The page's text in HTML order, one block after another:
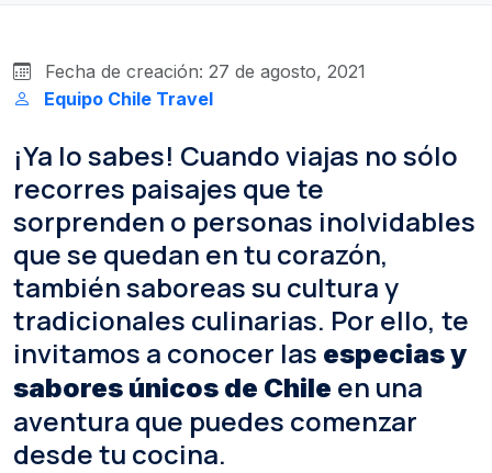
Fecha de creación: 27 de agosto, 2021
Equipo Chile Travel
¡Ya lo sabes! Cuando viajas no sólo
recorres paisajes que te
sorprenden o personas inolvidables
que se quedan en tu corazón,
también saboreas su cultura y
tradicionales culinarias. Por ello, te
invitamos a conocer las especias y
sabores únicos de Chile en una
aventura que puedes comenzar
desde tu cocina.